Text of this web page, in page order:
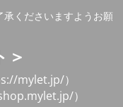
くださいますようお願
＞
mylet.jp/）
）